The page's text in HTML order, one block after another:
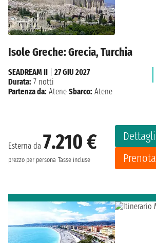
Isole Greche: Grecia, Turchia
Esterna da 7.210 €
prezzo per persona Tasse incluse
Dettagli
Prenota
SEADREAM II
27 GIU 2027
Durata: 7 notti
Partenza da: Atene Sbarco: Atene